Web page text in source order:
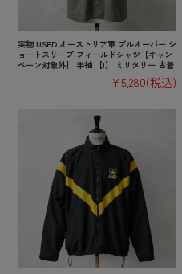
実物 USED オーストリア軍 プルオーバー シ
ョートスリーブ フィールドシャツ【キャン
ペーン対象外】 半袖 【I】 ミリタリー 古着
¥5,280(税込)